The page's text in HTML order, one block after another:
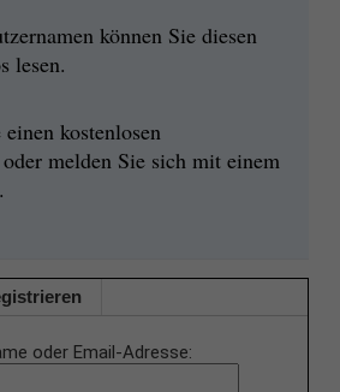
können Sie diesen
lesen.
kostenlosen
melden Sie sich mit einem
oder Email-Adresse